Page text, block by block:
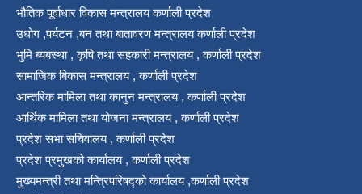
भौतिक पूर्वाधार विकास मन्त्रालय कर्णाली प्रदेश
उधोग ,पर्यटन ,बन तथा बातावरण मन्त्रालय कर्णाली प्रदेश
भुमि ब्यबस्था , कृषि तथा सहकारी मन्त्रालय , कर्णाली प्रदेश
सामाजिक बिकास मन्त्रालय , कर्णाली प्रदेश
आन्तरिक मामिला तथा कानुन मन्त्रालय , कर्णाली प्रदेश
आर्थिक मामिला तथा योजना मन्त्रालय , कर्णाली प्रदेश
प्रदेश सभा सचिवालय , कर्णाली प्रदेश
प्रदेश प्रमुखको कार्यालय , कर्णाली प्रदेश
मुख्यमन्त्री तथा मन्त्रिपरिषद्को कार्यालय ,कर्णाली प्रदेश